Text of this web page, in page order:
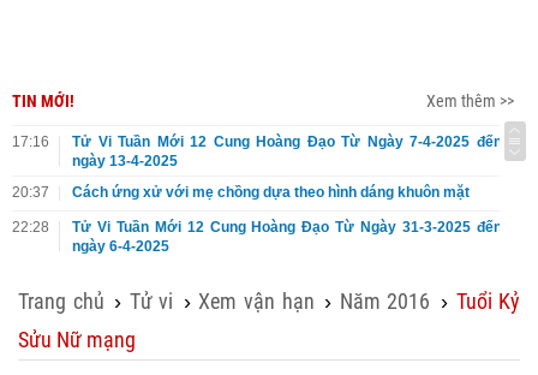
TIN MỚI! Xem thêm >>
17:16
Tử Vi Tuần Mới 12 Cung Hoàng Đạo Từ Ngày 7-4-2025 đến
ngày 13-4-2025
20:37
Cách ứng xử với mẹ chồng dựa theo hình dáng khuôn mặt
22:28
Tử Vi Tuần Mới 12 Cung Hoàng Đạo Từ Ngày 31-3-2025 đến
ngày 6-4-2025
Trang chủ › Tử vi ›Xem vận hạn › Năm 2016 › Tuổi Kỷ
Sửu Nữ mạng